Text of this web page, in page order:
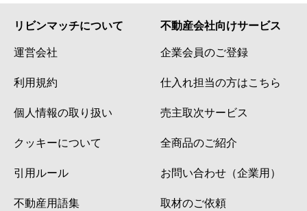
リビンマッチについて
運営会社
利用規約
個人情報の取り扱い
クッキーについて
引用ルール
不動産用語集
不動産会社向けサービス
企業会員のご登録
仕入れ担当の方はこちら
売主取次サービス
全商品のご紹介
お問い合わせ（企業用）
取材のご依頼